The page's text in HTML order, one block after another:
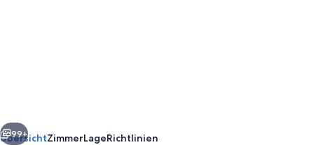
Weiter
99+
ÜbersichtZimmerLageRichtlinien